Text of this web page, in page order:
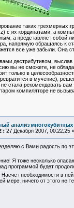
таких трехмерных
с их кординатами, а
а представляет собой
напрямую обращаясь к
все уже забыли. Она
дестрибутивом,
вы не сможете, не
только в
в мучение),
стала рекомендовать
компиляторе не
анализ многокубитных
: 27 Декабря 2007, 00:22:25 »
с Вами радость по
Я тоже несколько
программой будет
необходимости в
мере, ничего от этого не